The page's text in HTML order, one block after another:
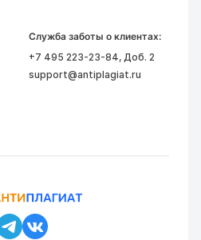
Служба заботы о клиентах:
+7 495 223-23-84, Доб. 2
support@antiplagiat.ru